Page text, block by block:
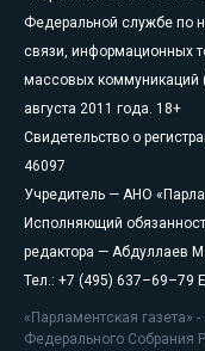
Федеральной службе по
связи, информационных
массовых коммуникаций
августа 2011 года. 18+
Свидетельство о
46097
Учредитель — АНО
Исполняющий
редактора — Абдуллаев
Тел.: +7 (495) 637–69–79
«Парламентская
Федерального Собрания